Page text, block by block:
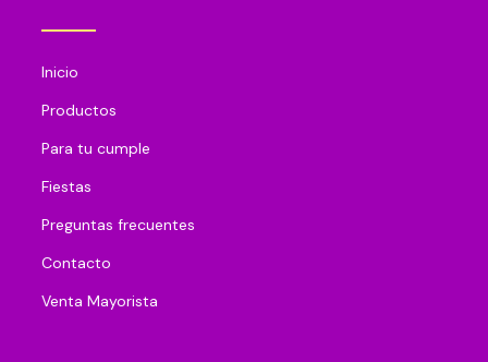
Inicio
Productos
Para tu cumple
Fiestas
Preguntas frecuentes
Contacto
Venta Mayorista